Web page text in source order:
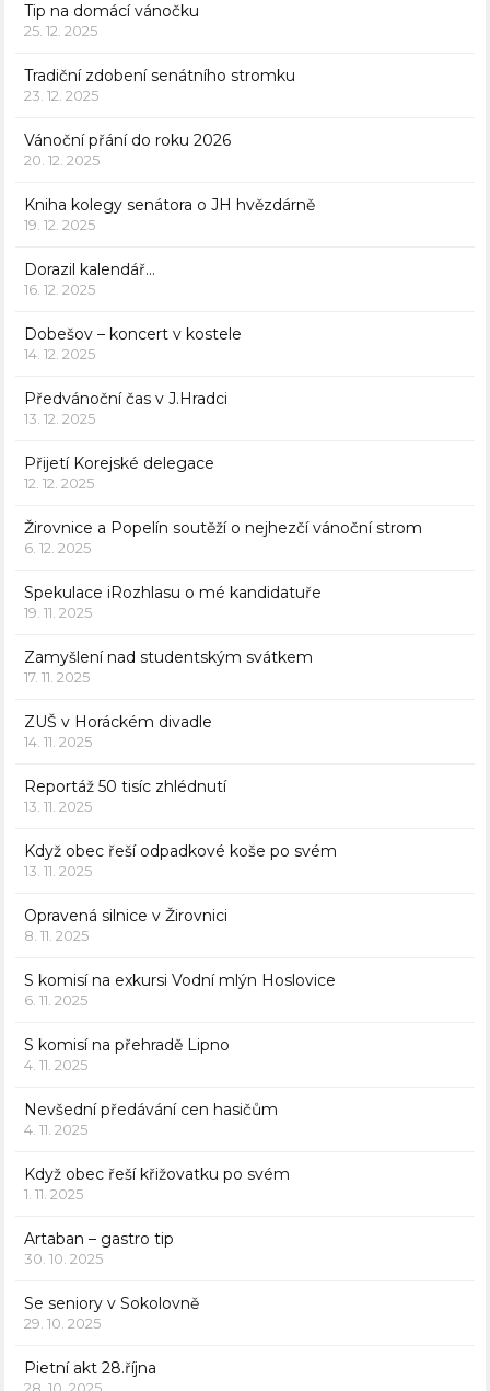
Tip na domácí vánočku
25. 12. 2025
Tradiční zdobení senátního stromku
23. 12. 2025
Vánoční přání do roku 2026
20. 12. 2025
Kniha kolegy senátora o JH hvězdárně
19. 12. 2025
Dorazil kalendář…
16. 12. 2025
Dobešov – koncert v kostele
14. 12. 2025
Předvánoční čas v J.Hradci
13. 12. 2025
Přijetí Korejské delegace
12. 12. 2025
Žirovnice a Popelín soutěží o nejhezčí vánoční strom
6. 12. 2025
Spekulace iRozhlasu o mé kandidatuře
19. 11. 2025
Zamyšlení nad studentským svátkem
17. 11. 2025
ZUŠ v Horáckém divadle
14. 11. 2025
Reportáž 50 tisíc zhlédnutí
13. 11. 2025
Když obec řeší odpadkové koše po svém
13. 11. 2025
Opravená silnice v Žirovnici
8. 11. 2025
S komisí na exkursi Vodní mlýn Hoslovice
6. 11. 2025
S komisí na přehradě Lipno
4. 11. 2025
Nevšední předávání cen hasičům
4. 11. 2025
Když obec řeší křižovatku po svém
1. 11. 2025
Artaban – gastro tip
30. 10. 2025
Se seniory v Sokolovně
29. 10. 2025
Pietní akt 28.října